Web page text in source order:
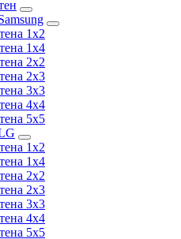
1x2
1x4
2x2
2х3
3x3
4x4
5x5
1x2
1x4
2x2
2x3
3x3
4x4
5x5